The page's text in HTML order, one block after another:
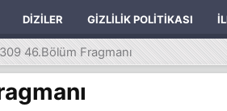
DIZILER GIZLILIK POLITIKASI
46.Bölüm Fragmanı